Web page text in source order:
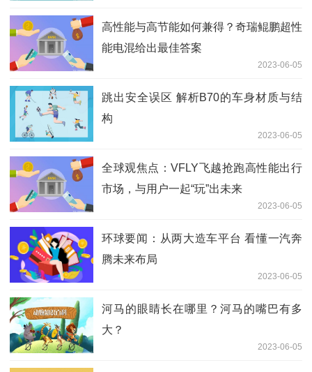
高性能与高节能如何兼得？奇瑞鲲鹏超性
能电混给出最佳答案
2023-06-05
跳出安全误区 解析B70的车身材质与结
构
2023-06-05
全球观焦点：VFLY飞越抢跑高性能出行
市场，与用户一起“玩”出未来
2023-06-05
环球要闻：从两大造车平台 看懂一汽奔
腾未来布局
2023-06-05
河马的眼睛长在哪里？河马的嘴巴有多
大？
2023-06-05